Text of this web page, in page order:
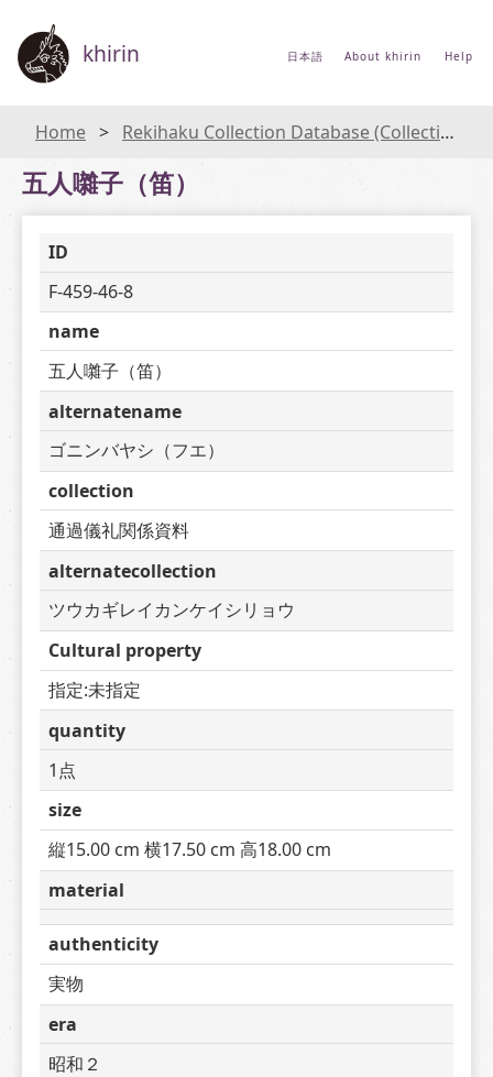
khirin 日本語 About khirin Help
Home Rekihaku Collection Database (Collections Database of the National Museum of Japanese History)
五人囃子（笛）
ID
F-459-46-8
name
五人囃子（笛）
alternatename
ゴニンバヤシ（フエ）
collection
通過儀礼関係資料
alternatecollection
ツウカギレイカンケイシリョウ
Cultural property
指定:未指定
quantity
1点
size
縦15.00 cm 横17.50 cm 高18.00 cm
material
authenticity
実物
era
昭和２